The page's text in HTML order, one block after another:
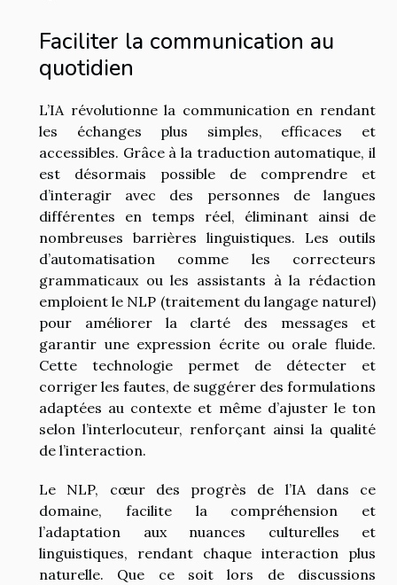
Faciliter la communication au
quotidien
L’IA révolutionne la communication en rendant
les échanges plus simples, efficaces et
accessibles. Grâce à la traduction automatique, il
est désormais possible de comprendre et
d’interagir avec des personnes de langues
différentes en temps réel, éliminant ainsi de
nombreuses barrières linguistiques. Les outils
d’automatisation comme les correcteurs
grammaticaux ou les assistants à la rédaction
emploient le NLP (traitement du langage naturel)
pour améliorer la clarté des messages et
garantir une expression écrite ou orale fluide.
Cette technologie permet de détecter et
corriger les fautes, de suggérer des formulations
adaptées au contexte et même d’ajuster le ton
selon l’interlocuteur, renforçant ainsi la qualité
de l’interaction.
Le NLP, cœur des progrès de l’IA dans ce
domaine, facilite la compréhension et
l’adaptation aux nuances culturelles et
linguistiques, rendant chaque interaction plus
naturelle. Que ce soit lors de discussions